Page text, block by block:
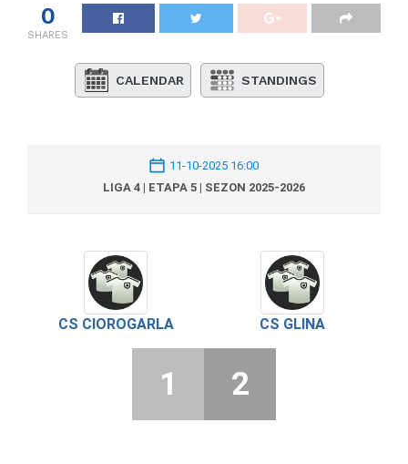
0
SHARES
CALENDAR STANDINGS
11-10-2025 16:00
LIGA 4 | ETAPA 5 | SEZON 2025-2026
CS CIOROGARLA CS GLINA
1 2